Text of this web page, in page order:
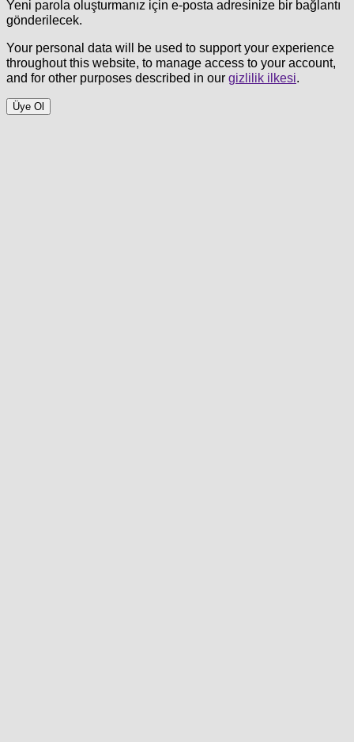
Yeni parola oluşturmanız için e-posta adresinize bir bağlantı
gönderilecek.
Your personal data will be used to support your experience
throughout this website, to manage access to your account,
and for other purposes described in our gizlilik ilkesi.
Üye Ol